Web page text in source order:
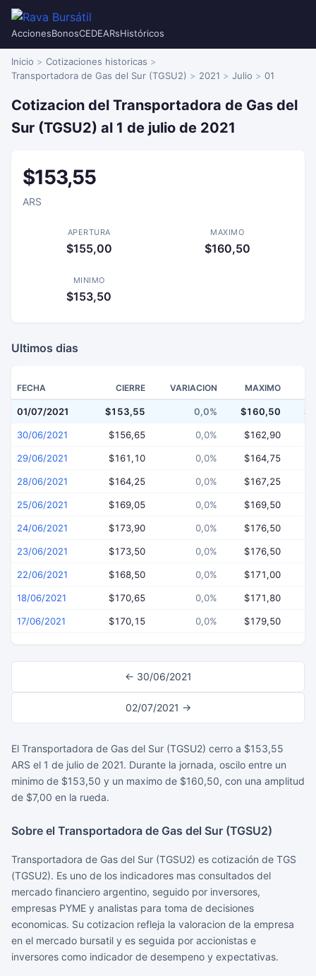
AccionesBonosCEDEARsHistóricos
Inicio
Cotizaciones historicas
Transportadora de Gas del Sur (TGSU2)
2021 Julio 01
Cotizacion del Transportadora de Gas del
Sur (TGSU2) al 1 de julio de 2021
$153,55
ARS
APERTURA
$155,00
MAXIMO
$160,50
MINIMO
$153,50
Ultimos dias
FECHA CIERRE VARIACION MAXIMO
01/07/2021 $153,55 0,0% $160,50
30/06/2021 $156,65 0,0% $162,90
29/06/2021 $161,10 0,0% $164,75
28/06/2021 $164,25 0,0% $167,25
25/06/2021 $169,05 0,0% $169,50
24/06/2021 $173,90 0,0% $176,50
23/06/2021 $173,50 0,0% $176,50
22/06/2021 $168,50 0,0% $171,00
18/06/2021 $170,65 0,0% $171,80
17/06/2021 $170,15 0,0% $179,50
← 30/06/2021
02/07/2021 →
El Transportadora de Gas del Sur (TGSU2) cerro a $153,55
ARS el 1 de julio de 2021. Durante la jornada, oscilo entre un
minimo de $153,50 y un maximo de $160,50, con una amplitud
de $7,00 en la rueda.
Sobre el Transportadora de Gas del Sur (TGSU2)
Transportadora de Gas del Sur (TGSU2) es cotización de TGS
(TGSU2). Es uno de los indicadores mas consultados del
mercado financiero argentino, seguido por inversores,
empresas PYME y analistas para toma de decisiones
economicas. Su cotizacion refleja la valoracion de la empresa
en el mercado bursatil y es seguida por accionistas e
inversores como indicador de desempeno y expectativas.